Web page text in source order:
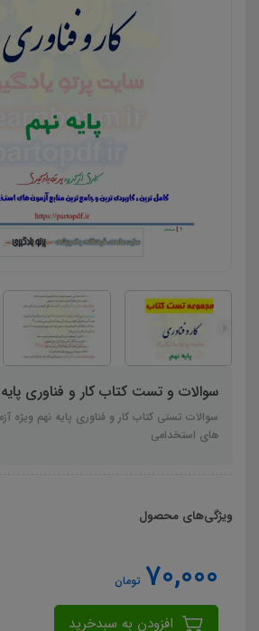
سوالات و تست کتاب کار و فناوری
سوالات تستی کتاب کار و فناوری پایه نهم ویژه
های استخدامی
ویژگی‌های محصول
70,000 تومان